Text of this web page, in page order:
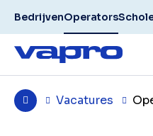
BedrijvenOperators
Vacatures